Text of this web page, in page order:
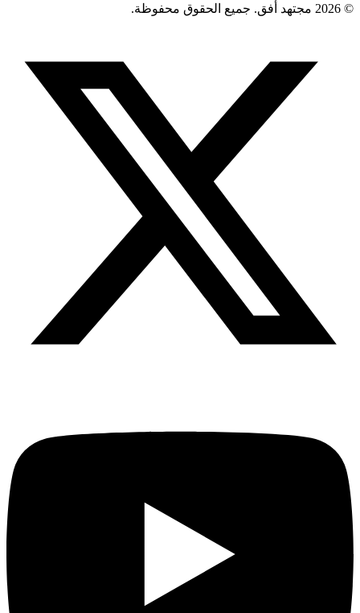
© 2026 مجتهد أفق. جميع الحقوق محفوظة.